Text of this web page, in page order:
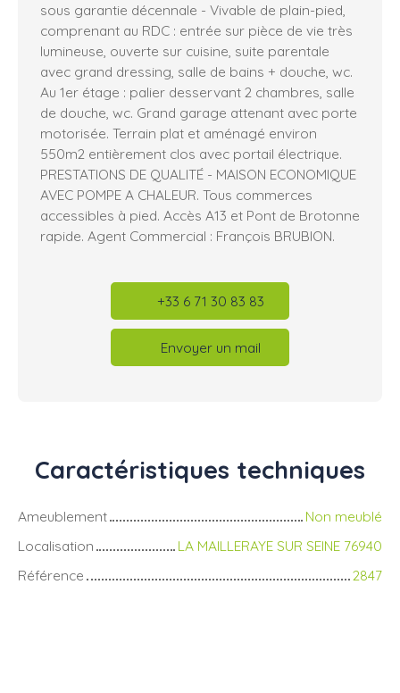
sous garantie décennale - Vivable de plain-pied,
comprenant au RDC : entrée sur pièce de vie très
lumineuse, ouverte sur cuisine, suite parentale
avec grand dressing, salle de bains + douche, wc.
Au 1er étage : palier desservant 2 chambres, salle
de douche, wc. Grand garage attenant avec porte
motorisée. Terrain plat et aménagé environ
550m2 entièrement clos avec portail électrique.
PRESTATIONS DE QUALITÉ - MAISON ECONOMIQUE
AVEC POMPE A CHALEUR. Tous commerces
accessibles à pied. Accès A13 et Pont de Brotonne
rapide. Agent Commercial : François BRUBION.
+33 6 71 30 83 83
Envoyer un mail
Caractéristiques techniques
Ameublement
Non meublé
Localisation
LA MAILLERAYE SUR SEINE 76940
Référence
2847